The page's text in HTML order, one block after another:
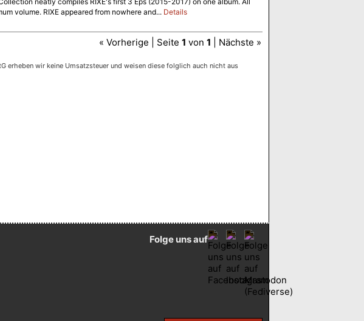
volume. RIXE appeared from nowhere and... Details
« Vorherige | Seite 1 von 1 | Nächste »
erheben wir keine Umsatzsteuer und weisen diese folglich auch nicht aus
Folge uns auf